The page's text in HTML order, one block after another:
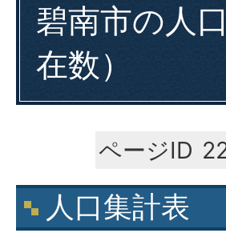
碧南市の人
在数）
ページID
人口集計表